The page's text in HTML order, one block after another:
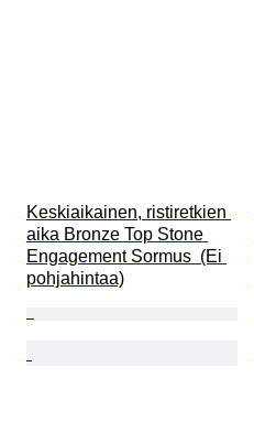
Keskiaikainen, ristiretkien
aika Bronze Top Stone
Engagement Sormus  (Ei
pohjahintaa)